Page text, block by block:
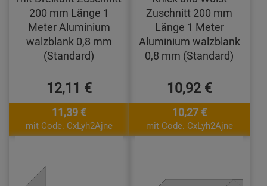
200 mm Länge 1
Meter Aluminium
walzblank 0,8 mm
(Standard)
12,11 €
11,39 €
mit Code: CxLyh2Ajne
Zuschnitt 200 mm
Länge 1 Meter
Aluminium walzblank
0,8 mm (Standard)
10,92 €
10,27 €
mit Code: CxLyh2Ajne